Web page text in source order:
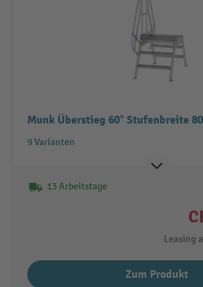
Munk Überstieg 60° Stufenbreite
9 Varianten
13 Arbeitstage
Leasing
Zum Produkt